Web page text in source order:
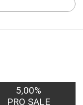
5,00%
PRO SALE